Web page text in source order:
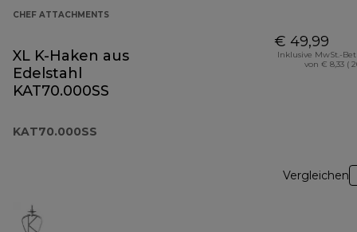
CHEF ATTACHMENTS
XL K-Haken aus
Edelstahl
KAT70.000SS
KAT70.000SS
€ 49,99
Inklusive MwSt.-
von € 8,33 (
Vergleichen